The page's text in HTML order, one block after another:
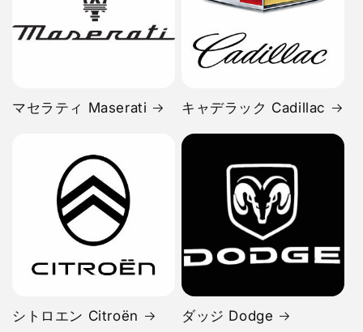
マセラティ Maserati キャデラック Cadillac
シトロエン Citroën ダッジ Dodge